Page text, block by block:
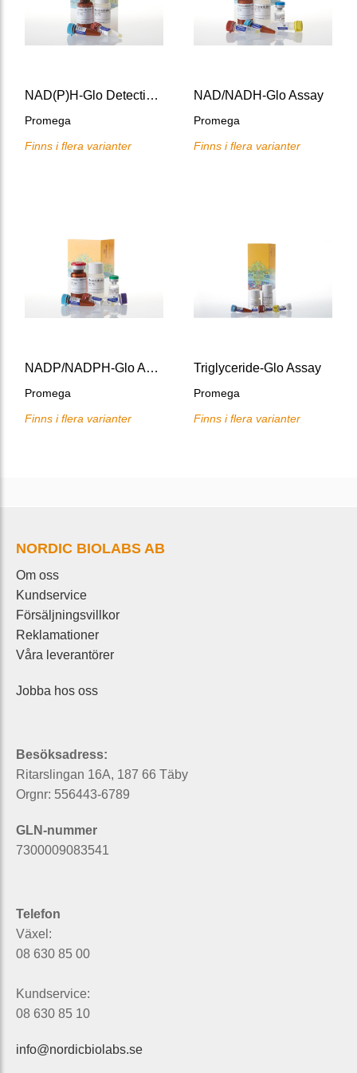
NAD(P)H-Glo Detection System
Promega
Finns i flera varianter
NAD/NADH-Glo Assay
Promega
Finns i flera varianter
NADP/NADPH-Glo Assay
Promega
Finns i flera varianter
Triglyceride-Glo Assay
Promega
Finns i flera varianter
NORDIC BIOLABS AB
Om oss
Kundservice
Försäljningsvillkor
Reklamationer
Våra leverantörer
Jobba hos oss
Besöksadress:
Ritarslingan 16A, 187 66 Täby
Orgnr: 556443-6789
GLN-nummer
7300009083541
Telefon
Växel:
08 630 85 00
Kundservice:
08 630 85 10
info@nordicbiolabs.se